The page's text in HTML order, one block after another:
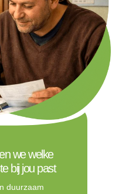
we welke
bij jou past
duurzaam